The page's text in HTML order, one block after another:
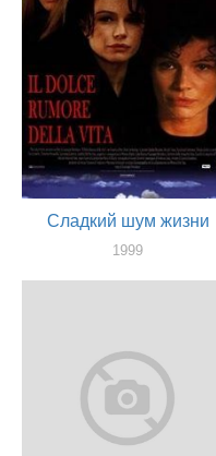
Сладкий шум жизни
1999